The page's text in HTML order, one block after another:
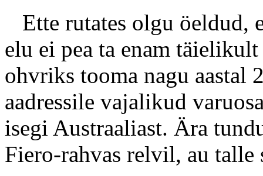
Ette rutates olgu öeldud,
elu ei pea ta enam
ohvriks tooma nagu aastal
aadressile vajalikud
isegi Austraaliast. Ära
Fiero-rahvas relvil, au talle